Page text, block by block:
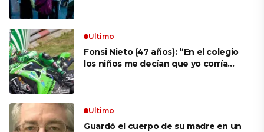
Ultimo
Fonsi Nieto (47 años): “En el colegio
los niños me decían que yo corría
Ultimo
Guardó el cuerpo de su madre en un